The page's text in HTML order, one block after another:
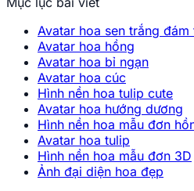
Avatar hoa sen trắng đám
Avatar hoa hồng
Avatar hoa bỉ ngạn
Avatar hoa cúc
Hình nền hoa tulip cute
Avatar hoa hướng dương
Hình nền hoa mẫu đơn
Avatar hoa tulip
Hình nền hoa mẫu đơn 3D
Ảnh đại diện hoa đẹp